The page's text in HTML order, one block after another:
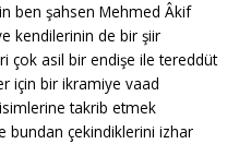
ben şahsen Mehmed Âkif
kendilerinin de bir şiir
çok asil bir endişe ile tereddüt
için bir ikramiye vaad
takrib etmek
bundan çekindiklerini izhar